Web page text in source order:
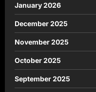
January 2026
December 2025
November 2025
October 2025
September 2025